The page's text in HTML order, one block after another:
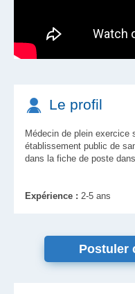
Le profil
Médecin de plein exercice
établissement public de
dans la fiche de poste
Expérience : 2-5 ans
Postuler